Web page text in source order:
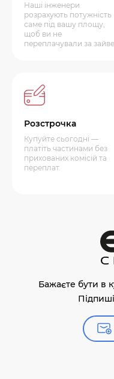
Наші інженери
розрахують потужність
саме під вашу площу,
щоб ви не
переплачували за
Розстрочка
Купуйте сьогодні —
платіть частинами без
прихованих комісій та
переплат.
Бажаєте бути в